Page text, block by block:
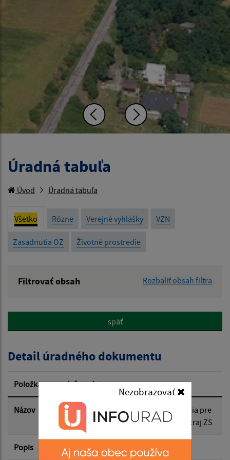
Úradná tabuľa
Úvod Úradná tabuľa
Všetko Rôzne Verejné vyhlášky VZN
Zasadnutia OZ Životné prostredie
Filtrovať obsah Rozbaliť obsah filtra
Popis:
Dátum zverejnenia od:
Dátum zverejnenia do:
Filtrovať
späť
Detail úradného dokumentu
Položka Informácia
Názov
Program na zlepšenie kvality ovzdušia pre
aglomeráciu Košice a zónu Košický kraj ZS
Popis Záverečné stanovisko
Nezobrazovať